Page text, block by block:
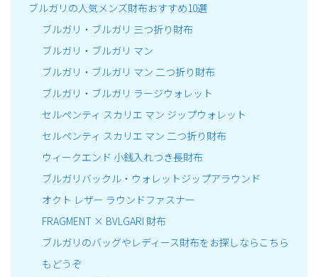
ブルガリの人気メンズ財布おすすめ10選
ブルガリ・ブルガリ 三つ折り財布
ブルガリ・ブルガリ マン
ブルガリ・ブルガリ マン 二つ折り財布
ブルガリ・ブルガリ ラージウォレット
セルペンティ スカリエ マン ジップウォレット
セルペンティ スカリエ マン 二つ折り財布
ウィークエンド 小銭入れつき長財布
ブルガリバックル・ウォレットジップアラウンド
オクト レザー ラウンドファスナー
FRAGMENT × BVLGARI 財布
ブルガリのバッグやレディース財布をお探しならこちら
もどうぞ